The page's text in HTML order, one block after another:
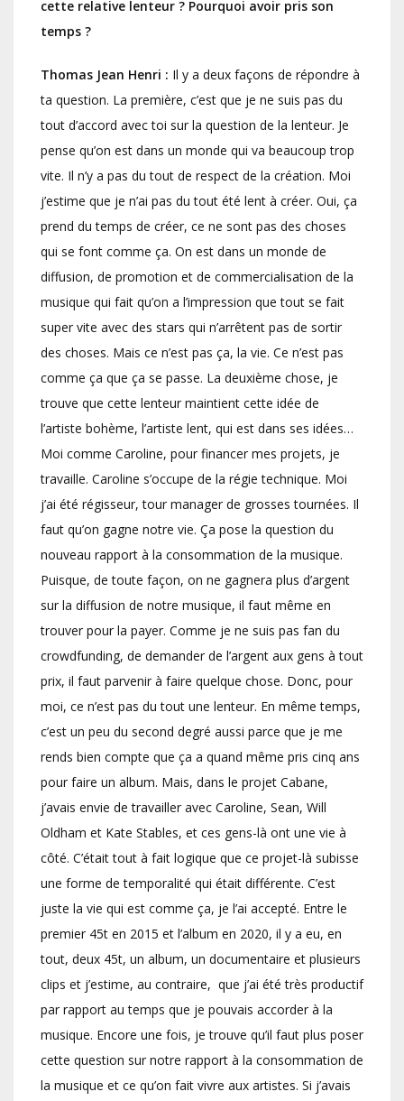
cette relative lenteur ? Pourquoi avoir pris son
temps ?
Thomas Jean Henri : Il y a deux façons de répondre à
ta question. La première, c’est que je ne suis pas du
tout d’accord avec toi sur la question de la lenteur. Je
pense qu’on est dans un monde qui va beaucoup trop
vite. Il n’y a pas du tout de respect de la création. Moi
j’estime que je n’ai pas du tout été lent à créer. Oui, ça
prend du temps de créer, ce ne sont pas des choses
qui se font comme ça. On est dans un monde de
diffusion, de promotion et de commercialisation de la
musique qui fait qu’on a l’impression que tout se fait
super vite avec des stars qui n’arrêtent pas de sortir
des choses. Mais ce n’est pas ça, la vie. Ce n’est pas
comme ça que ça se passe. La deuxième chose, je
trouve que cette lenteur maintient cette idée de
l’artiste bohème, l’artiste lent, qui est dans ses idées…
Moi comme Caroline, pour financer mes projets, je
travaille. Caroline s’occupe de la régie technique. Moi
j’ai été régisseur, tour manager de grosses tournées. Il
faut qu’on gagne notre vie. Ça pose la question du
nouveau rapport à la consommation de la musique.
Puisque, de toute façon, on ne gagnera plus d’argent
sur la diffusion de notre musique, il faut même en
trouver pour la payer. Comme je ne suis pas fan du
crowdfunding, de demander de l’argent aux gens à tout
prix, il faut parvenir à faire quelque chose. Donc, pour
moi, ce n’est pas du tout une lenteur. En même temps,
c’est un peu du second degré aussi parce que je me
rends bien compte que ça a quand même pris cinq ans
pour faire un album. Mais, dans le projet Cabane,
j’avais envie de travailler avec Caroline, Sean, Will
Oldham et Kate Stables, et ces gens-là ont une vie à
côté. C’était tout à fait logique que ce projet-là subisse
une forme de temporalité qui était différente. C’est
juste la vie qui est comme ça, je l’ai accepté. Entre le
premier 45t en 2015 et l’album en 2020, il y a eu, en
tout, deux 45t, un album, un documentaire et plusieurs
clips et j’estime, au contraire, que j’ai été très productif
par rapport au temps que je pouvais accorder à la
musique. Encore une fois, je trouve qu’il faut plus poser
cette question sur notre rapport à la consommation de
la musique et ce qu’on fait vivre aux artistes. Si j’avais